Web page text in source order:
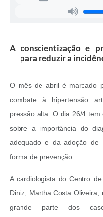
A conscientização e
para reduzir a
O mês de abril é marcado
combate à hipertensão
pressão alta. O dia 26/4
sobre a importância do
adequado e da adoção de
forma de prevenção.
A cardiologista do Centro
Diniz, Martha Costa
grande parte dos